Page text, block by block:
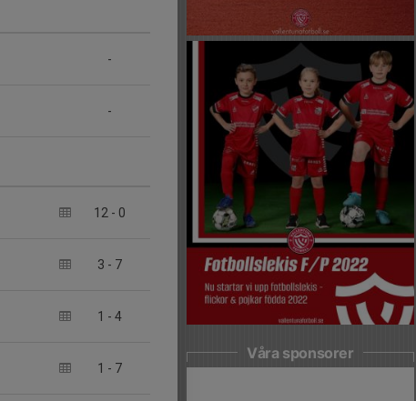
-
-
12 - 0
3 - 7
1 - 4
1 - 7
Våra sponsorer